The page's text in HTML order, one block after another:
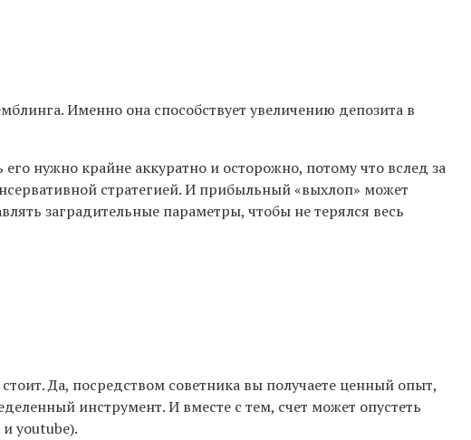
Именно она способствует увеличению депозита в
нужно крайне аккуратно и осторожно, потому что вслед за
стратегией. И прибыльный «выхлоп» может
заградительные параметры, чтобы не терялся весь
Да, посредством советника вы получаете ценный опыт,
инструмент. И вместе с тем, счет может опустеть
youtube).